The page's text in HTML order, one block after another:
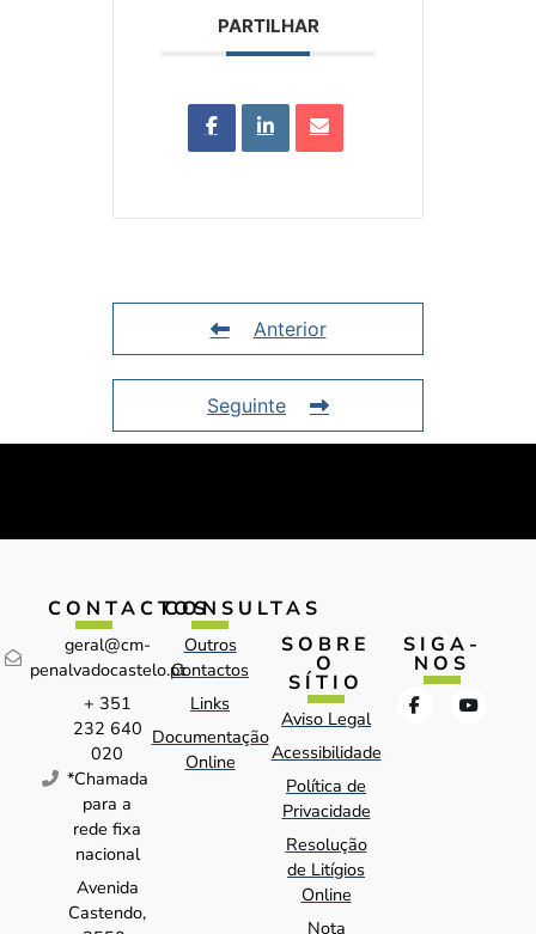
PARTILHAR
Anterior
Seguinte
CONTACTOS
geral@cm-
penalvadocastelo.pt
+ 351
232 640
020
*Chamada
para a
rede fixa
nacional
Avenida
Castendo,
CONSULTAS
Outros
Contactos
Links
Documentação
Online
SOBRE
O
SÍTIO
Aviso Legal
Acessibilidade
Política de
Privacidade
Resolução
de Litígios
Online
Nota
SIGA-
NOS